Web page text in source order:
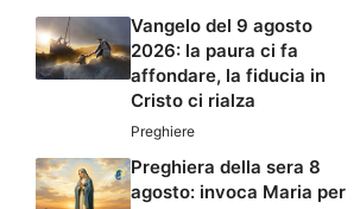
Vangelo del 9 agosto
2026: la paura ci fa
affondare, la fiducia in
Cristo ci rialza
Preghiere
Preghiera della sera 8
agosto: invoca Maria per